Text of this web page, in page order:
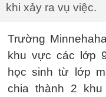
khi xảy ra vụ việc.
Trường
khu vực các lớp
học sinh từ lớp
chia thành 2